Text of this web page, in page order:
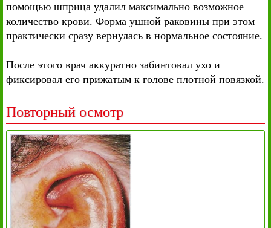
помощью шприца удалил максимально возможное
количество крови. Форма ушной раковины при этом
практически сразу вернулась в нормальное состояние.
После этого врач аккуратно забинтовал ухо и
фиксировал его прижатым к голове плотной повязкой.
Повторный осмотр